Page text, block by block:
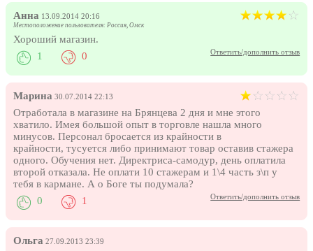
Анна 13.09.2014 20:16
Местоположение пользователя: Россия, Омск
Хороший магазин.
Ответить/дополнить отзыв
1 0
Марина 30.07.2014 22:13
Отработала в магазине на Брянцева 2 дня и мне этого
хватило. Имея большой опыт в торговле нашла много
минусов. Персонал бросается из крайности в
крайности, тусуется либо принимают товар оставив стажера
одного. Обучения нет. Директриса-самодур, день оплатила
второй отказала. Не оплати 10 стажерам и 1\4 часть з\п у
тебя в кармане. А о Боге ты подумала?
Ответить/дополнить отзыв
0 1
Ольга 27.09.2013 23:39